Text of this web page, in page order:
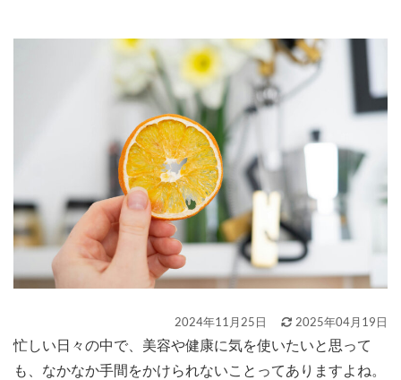
2024年11月25日 2025年04月19日
忙しい日々の中で、美容や健康に気を使いたいと思って
も、なかなか手間をかけられないことってありますよね。